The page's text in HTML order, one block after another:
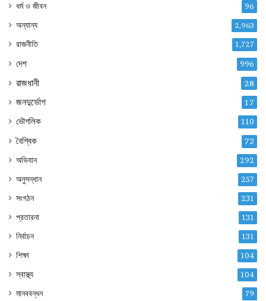
ধর্ম ও জীবন 96
অন্যান্য 2,963
রাজনীতি 1,727
দেশ 996
রাজধানী 28
জনদুর্ভোগ 17
ভৌগলিক 110
বৈশ্বিক 72
অভিযান 292
অনুসন্ধান 257
সংগঠন 231
প্রতারনা 131
নির্বাচন 131
শিক্ষা 104
স্বাস্থ্য 104
মানববন্ধন 79